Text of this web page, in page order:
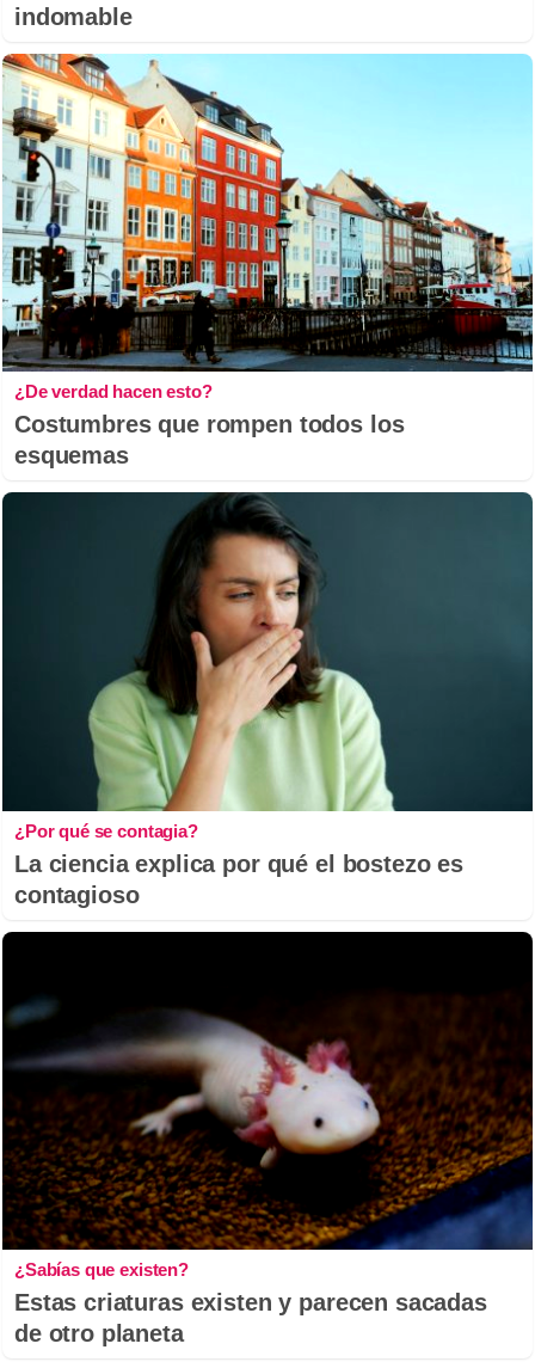
indomable
¿De verdad hacen esto?
Costumbres que rompen todos los
esquemas
¿Por qué se contagia?
La ciencia explica por qué el bostezo es
contagioso
¿Sabías que existen?
Estas criaturas existen y parecen sacadas
de otro planeta